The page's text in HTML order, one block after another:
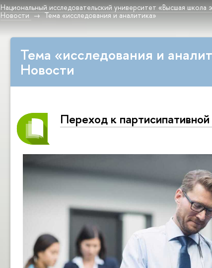
Национальный исследовательский университет «Высшая школа
Новости
Тема «исследования и аналитика»
Тема «исследования и
Новости
Переход к